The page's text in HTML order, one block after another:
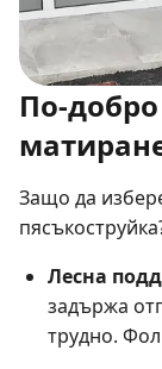
По-
Защо да
Лесна
задържа
трудно.